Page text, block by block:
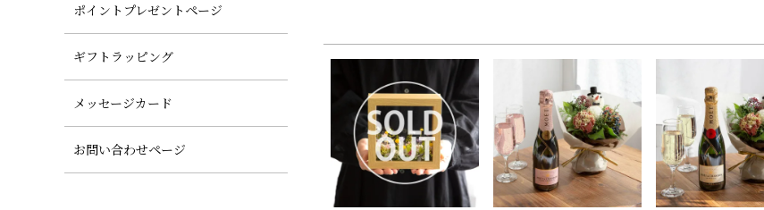
ポイントプレゼントページ
ギフトラッピング
メッセージカード
お問い合わせページ